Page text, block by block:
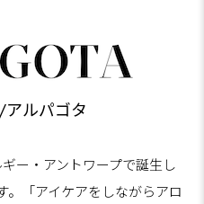
アルパゴタ
ー・アントワープで誕生し
。「アイケアをしながらアロ